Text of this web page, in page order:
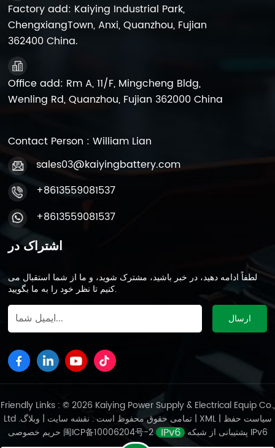
Factory add: Kaiying Industrial Park,
ChengxiangTown, Anxi, Quanzhou, Fujian
362400 China.
Office add: Rm A, 11/F, Mingcheng Bldg,
Wenling Rd, Quanzhou, Fujian 362000 China
Contact Person : William Lian
sales03@kaiyingbattery.com
+8613559081537
+8613559081537
اشتراک در
لطفاً ادامه دهید، در خبر باشید، مشترک شوید، و ما از شما استقبال می
کنیم تا نظر خود را به ما بگویید.
Friendly Links : © 2026 Kaiying Power Supply & Electrical Equip Co.,
Ltd .تمامی حقوق محفوظ است . نقشه سایت | وبلاگ | XML| سیاست حفظ
حریم خصوصی 闽ICP备10006204号-2 پشتیبانی از شبکه IPv6